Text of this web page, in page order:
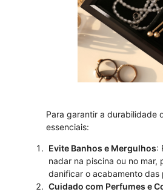
Para garantir a durabilidade
essenciais:
Evite Banhos e Mergulhos:
nadar na piscina ou no
danificar o acabamento das
Cuidado com Perfumes e